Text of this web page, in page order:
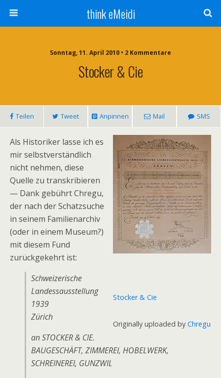
think eMeidi
Sonntag, 11. April 2010 • 2 Kommentare
Stocker & Cie
Teilen Tweet Anpinnen Mail SMS
Stocker & Cie
Originally uploaded by Chregu
Als Historiker lasse ich es
mir selbstverständlich
nicht nehmen, diese
Quelle zu transkribieren
— Dank gebührt Chregu,
der nach der Schatzsuche
in seinem Familienarchiv
(oder in einem Museum?)
mit diesem Fund
zurückgekehrt ist:
Schweizerische
Landessausstellung
1939
Zürich
an STOCKER & CIE.
BAUGESCHÄFT, ZIMMEREI, HOBELWERK,
SCHREINEREI, GUNZWIL